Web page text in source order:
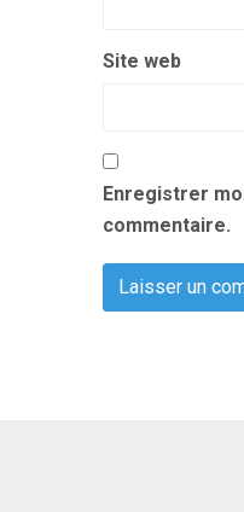
Site web
Enregistrer
commentaire.